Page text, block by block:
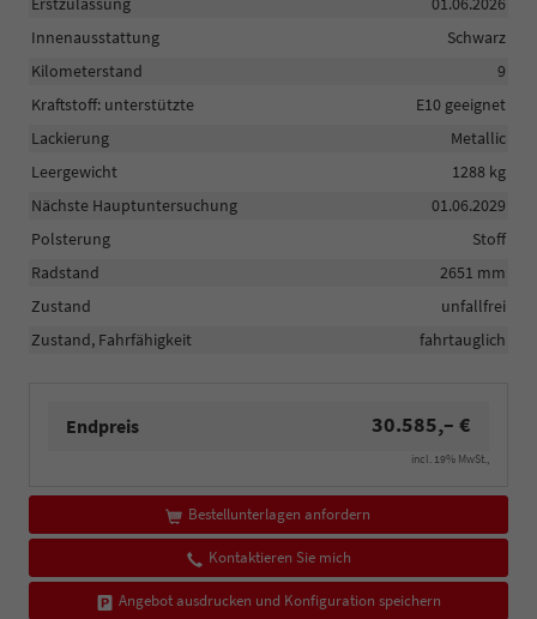
Innenausstattung
Schwarz
Kilometerstand
9
Kraftstoff: unterstützte
E10 geeignet
Lackierung
Metallic
Leergewicht
1288 kg
Nächste Hauptuntersuchung
01.06.2029
Polsterung
Stoff
Radstand
2651 mm
Zustand
unfallfrei
Zustand, Fahrfähigkeit
fahrtauglich
Endpreis 30.585,– €
incl. 19% MwSt.,
Bestellunterlagen anfordern
Kontaktieren Sie mich
Angebot ausdrucken und Konfiguration speichern